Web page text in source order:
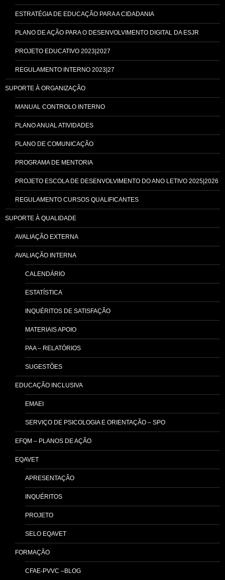
ESTRATÉGIA DE EDUCAÇÃO PARA A CIDADANIA
PLANO DE AÇÃO PARA O DESENVOLVIMENTO DIGITAL DA ESJR
PROJETO EDUCATIVO 2023|2027
REGULAMENTO INTERNO 2023|27
SUPORTE À ORGANIZAÇÃO
MANUAL CONTROLO INTERNO
PLANO ANUAL ATIVIDADES
PLANO DE COMUNICAÇÃO
PROGRAMA DE MENTORIA
PROJETO ESCOLA DE DESENVOLVIMENTO DO ANO LETIVO 2025|2026
REGULAMENTO CURSOS QUALIFICANTES
SUPORTE À QUALIDADE
AVALIAÇÃO EXTERNA
AVALIAÇÃO INTERNA
CALENDÁRIO
ESTATÍSTICA
INQUÉRITOS DE SATISFAÇÃO
MATERIAIS APOIO
PAA – RELATÓRIOS
SUGESTÕES
EDUCAÇÃO INCLUSIVA
EMAEI
SERVIÇO DE PSICOLOGIA E ORIENTAÇÃO – SPO
EFQM – PLANOS DE AÇÃO
EQAVET
APRESENTAÇÃO
INQUÉRITOS
PROJETO
SELO EQAVET
FORMAÇÃO
CFAE-PVVC –BLOG